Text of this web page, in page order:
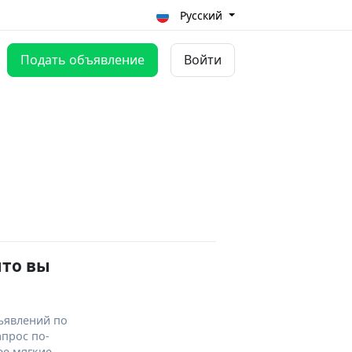
Русский
Подать объявление Войти
вы
по
по-